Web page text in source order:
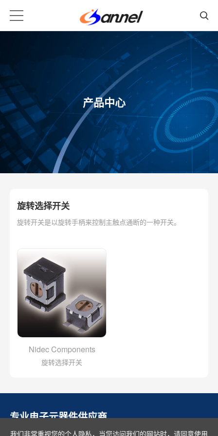
我们非常重视您的个人隐私，当您访问我们的网站时，请同意使用
产品中心
旋转选择开关
旋转开关是以旋转手柄来控制主触点通断的一种开关。
Nidec Components
旋转选择开关
专业电子元器件供应商